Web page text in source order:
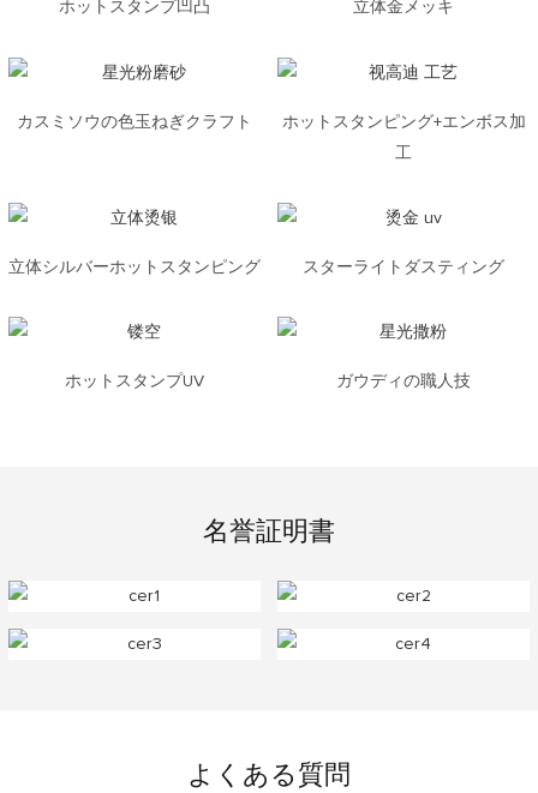
ホットスタンプ凹凸 立体金メッキ
カスミソウの色玉ねぎクラフト
ホットスタンピング+エンボス加
工
立体シルバーホットスタンピング スターライトダスティング
ホットスタンプUV ガウディの職人技
名誉証明書
よくある質問